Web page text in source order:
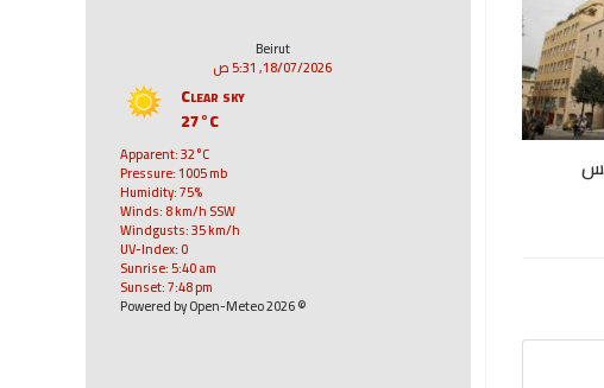
Beirut
18/07/2026, 5:31 ص
Clear sky
27°C
Apparent: 32°C
Pressure: 1005 mb
Humidity: 75%
Winds: 8 km/h SSW
Windgusts: 35 km/h
UV-Index: 0
Sunrise: 5:40 am
Sunset: 7:48 pm
© 2026 Powered by Open-Meteo